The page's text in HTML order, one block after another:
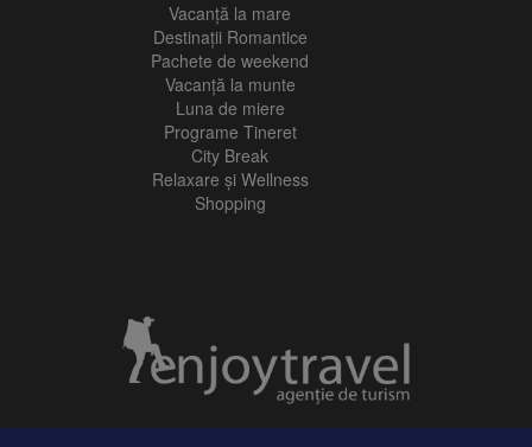
Vacanţă la mare
Destinații Romantice
Pachete de weekend
Vacanță la munte
Luna de miere
Programe Tineret
City Break
Relaxare și Wellness
Shopping